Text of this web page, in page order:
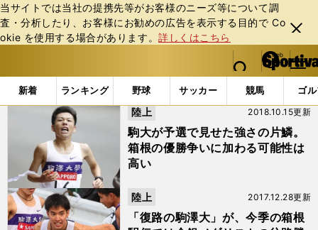
当サイトでは当社の提携先等がお客様のニーズ等について調
査・分析したり、お客様にお勧めの広告を表⽰する⽬的で Co
okie を使⽤する場合があります。詳しくはこちら
閉じ
る
web Sportiva (webスポルティーバ)
検索
マイペ
ー
ジ
メニュ
新着 ランキング 野球 サッカー 競馬 ゴ
b
ス
ー
バ
「#片西景」の最新ニュース・ 情報
駒大が予選で見せた強さの片鱗。
箱根の優勝争いに加わる可能性は
高い
2018.10.15更新
陸上
「復路の駒澤大」が、今季の箱根
2017.12.28更新
陸上